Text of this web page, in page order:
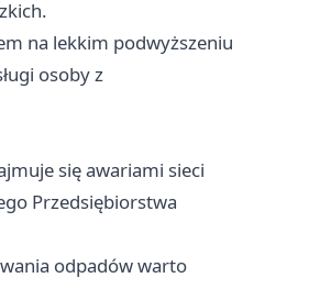
na lekkim podwyższeniu
osoby z
się awariami sieci
Przedsiębiorstwa
odpadów warto